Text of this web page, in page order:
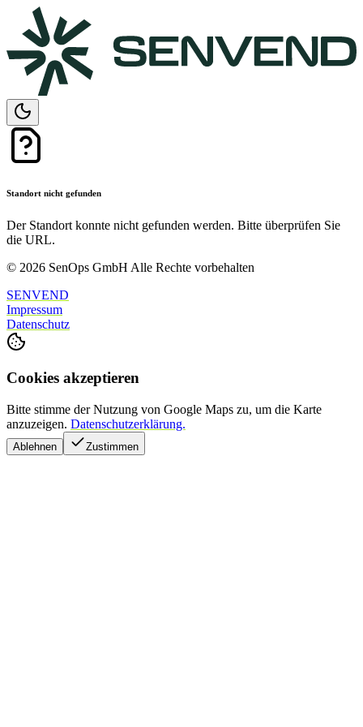
Standort nicht gefunden
Der Standort konnte nicht gefunden werden. Bitte überprüfen Sie
die URL.
© 2026 SenOps GmbH Alle Rechte vorbehalten
SENVEND
Impressum
Datenschutz
Cookies akzeptieren
Bitte stimme der Nutzung von Google Maps zu, um die Karte
anzuzeigen. Datenschutzerklärung.
Ablehnen Zustimmen